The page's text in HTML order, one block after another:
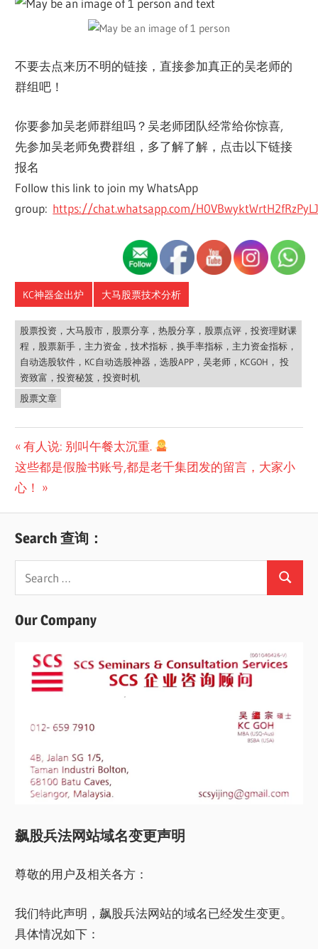
不要去点来历不明的链接，直接参加真正的吴老师的
群组吧！
你要参加吴老师群组吗？吴老师团队经常给你惊喜,
先参加吴老师免费群组，多了解了解，点击以下链接
报名
Follow this link to join my WhatsApp
group: https://chat.whatsapp.com/
KC神器金出炉 大马股票技术分析
股票投资，大马股市，股票分享，热股分享，股票点评，投资理财课
程，股票新手，主力资金，技术指标，换手率指标，主力资金指标，
自动选股软件，KC自动选股神器，选股APP，吴老师，KCGOH， 投
资致富，投资秘笈，投资时机
股票文章
Post
navigation
Previous
Post:
有人说: 别叫午餐太沉重.
Next
Post:
这些都是假脸书账号,都是老千集团发的留言，大家小
心！
Search 查询：
Search
Our Company
飙股兵法网站域名变更声明
尊敬的用户及相关各方：
我们特此声明，飙股兵法网站的域名已经发生变更。
具体情况如下：